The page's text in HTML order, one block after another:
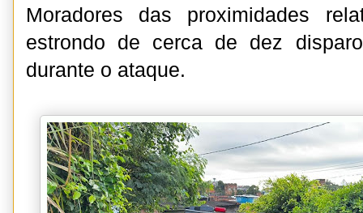
Moradores das proximidades
estrondo de cerca de dez
durante o ataque.